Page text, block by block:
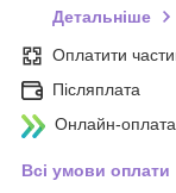
Детальніше
Оплатити
Післяплата
Онлайн-
Всі умови оплати